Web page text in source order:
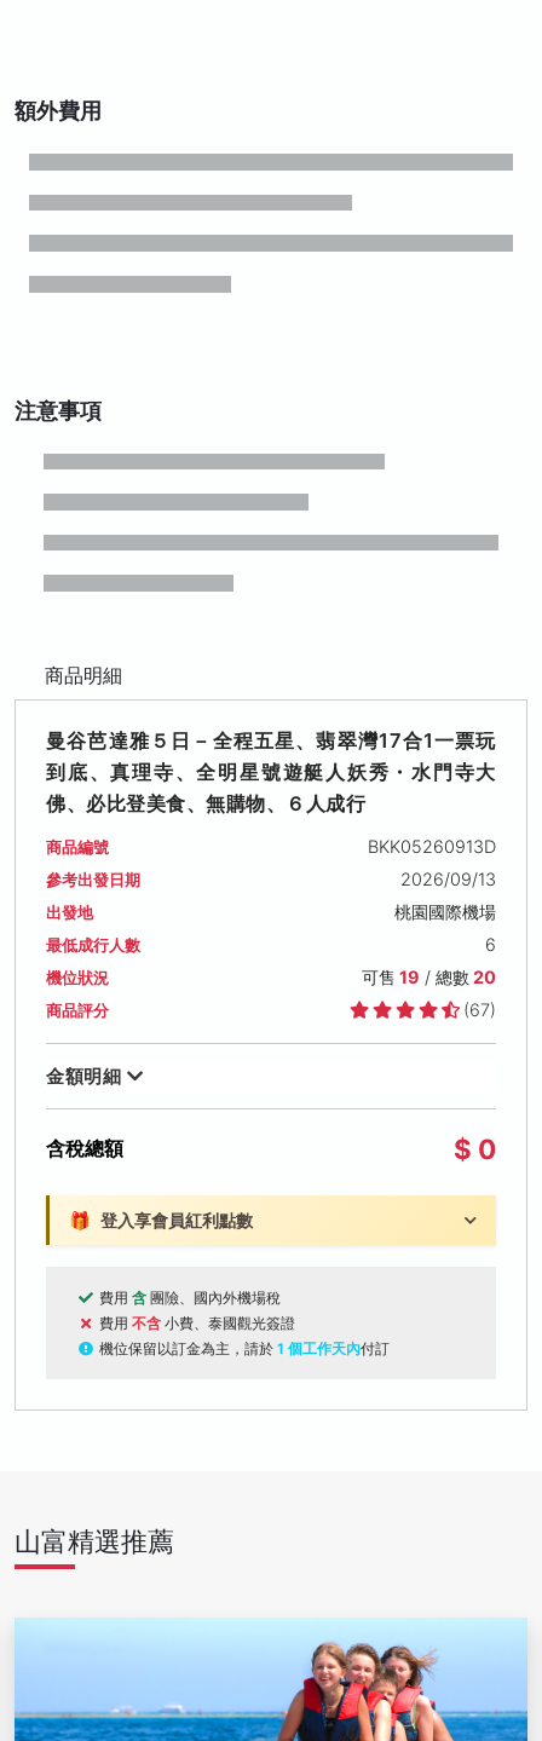
額外費用
注意事項
商品明細
曼谷芭達雅５日－全程五星、翡翠灣17合1一票玩
到底、真理寺、全明星號遊艇人妖秀・水門寺大
佛、必比登美食、無購物、６人成行
商品編號 BKK05260913D
參考出發日期 2026/09/13
出發地 桃園國際機場
最低成行人數 6
機位狀況 可售 19 / 總數20
商品評分 (67)
金額明細
含稅總額 $ 0
🎁 登入享會員紅利點數
費用 含 團險、國內外機場稅
費用 不含 小費、泰國觀光簽證
機位保留以訂金為主，請於 1 個工作天內付訂
山富精選推薦